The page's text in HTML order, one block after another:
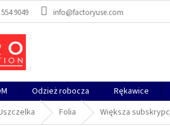
9049 info@factoryuse.com
Odzież robocza Rękawice
Folia Większa